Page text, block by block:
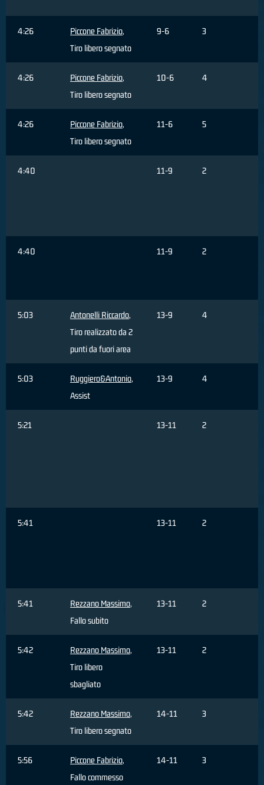
4:26 Piccone Fabrizio,
Tiro libero segnato
9-6 3
4:26 Piccone Fabrizio,
Tiro libero segnato
10-6 4
4:26 Piccone Fabrizio,
Tiro libero segnato
11-6 5
4:40 11-9 2
4:40 11-9 2
5:03 Antonelli Riccardo,
Tiro realizzato da 2
punti da fuori area
13-9 4
5:03 Ruggiero&Antonio,
Assist
13-9 4
5:21 13-11 2
5:41 13-11 2
5:41 Rezzano Massimo,
Fallo subito
13-11 2
5:42 Rezzano Massimo,
Tiro libero
sbagliato
13-11 2
5:42 Rezzano Massimo,
Tiro libero segnato
14-11 3
5:56 Piccone Fabrizio,
Fallo commesso
14-11 3